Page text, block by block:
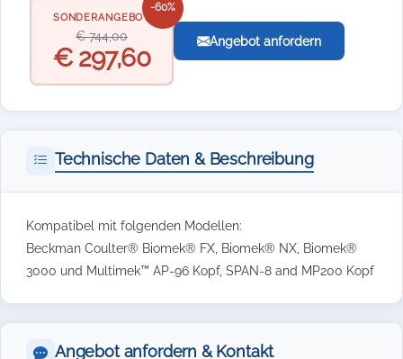
-60%
SONDERANGEBOT
€ 744,00
€ 297,60
Angebot anfordern
Technische Daten & Beschreibung
Kompatibel mit folgenden Modellen:
Beckman Coulter® Biomek® FX, Biomek® NX, Biomek®
3000 und Multimek™ AP-96 Kopf, SPAN-8 and MP200 Kopf
Angebot anfordern & Kontakt